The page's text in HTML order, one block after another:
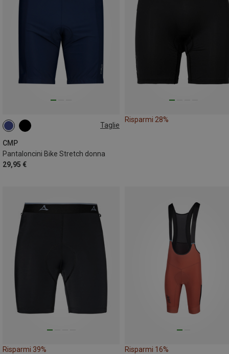
Taglie
CMP
Pantaloncini Bike Stretch donna
29,95 €
Risparmi 28%
Risparmi 39% Risparmi 16%